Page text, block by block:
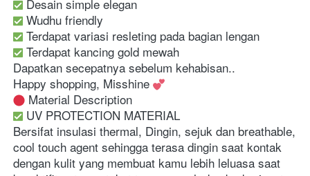
Desain simple elegan
Wudhu friendly
Terdapat variasi resleting pada bagian lengan
Terdapat kancing gold mewah
Dapatkan secepatnya sebelum kehabisan..
Happy shopping, Misshine
Material Description
UV PROTECTION MATERIAL
Bersifat insulasi thermal, Dingin, sejuk dan breathable,
cool touch agent sehingga terasa dingin saat kontak
dengan kulit yang membuat kamu lebih leluasa saat